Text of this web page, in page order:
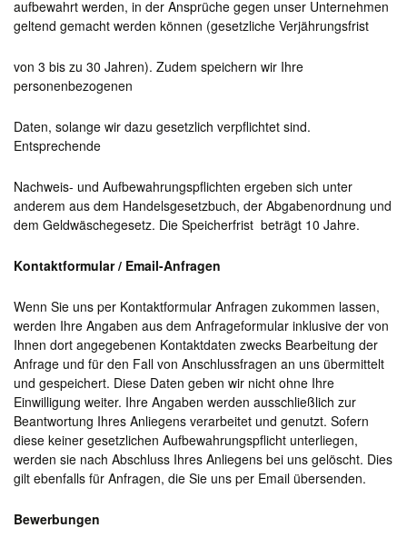
aufbewahrt werden, in der Ansprüche gegen unser Unternehmen
geltend gemacht werden können (gesetzliche Verjährungsfrist
von 3 bis zu 30 Jahren). Zudem speichern wir Ihre
personenbezogenen
Daten, solange wir dazu gesetzlich verpflichtet sind.
Entsprechende
Nachweis- und Aufbewahrungspflichten ergeben sich unter
anderem aus dem Handelsgesetzbuch, der Abgabenordnung und
dem Geldwäschegesetz. Die Speicherfrist beträgt 10 Jahre.
Kontaktformular / Email-Anfragen
Wenn Sie uns per Kontaktformular Anfragen zukommen lassen,
werden Ihre Angaben aus dem Anfrageformular inklusive der von
Ihnen dort angegebenen Kontaktdaten zwecks Bearbeitung der
Anfrage und für den Fall von Anschlussfragen an uns übermittelt
und gespeichert. Diese Daten geben wir nicht ohne Ihre
Einwilligung weiter. Ihre Angaben werden ausschließlich zur
Beantwortung Ihres Anliegens verarbeitet und genutzt. Sofern
diese keiner gesetzlichen Aufbewahrungspflicht unterliegen,
werden sie nach Abschluss Ihres Anliegens bei uns gelöscht. Dies
gilt ebenfalls für Anfragen, die Sie uns per Email übersenden.
Bewerbungen